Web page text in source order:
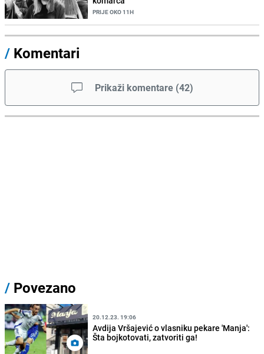
PRIJE OKO 11H
/ Komentari
Prikaži komentare (42)
/ Povezano
20.12.23. 19:06
Avdija Vršajević o vlasniku pekare 'Manja':
Šta bojkotovati, zatvoriti ga!